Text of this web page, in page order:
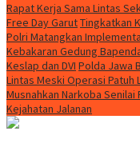
Rapat Kerja Sama Lintas
Free Day GarutTingkatkan
Polri Matangkan
Kebakaran Gedung
Keslap dan DVI Polda Jawa
Lintas Meski Operasi Patuh
Musnahkan Narkoba Senilai
Kejahatan Jalanan